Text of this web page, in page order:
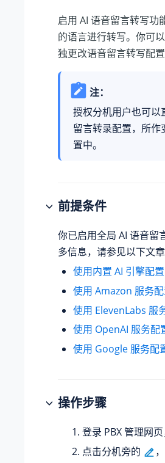
启用 AI 语音留言转写功
的语言进行转写。你可
独更改语音留言转写配置
注：
授权分机用户也可以
留言转录配置，所作
置中。
前提条件
你已启用全局 AI 语音留
多信息，请参见以下文章
使用内置 AI 引擎配
使用 Amazon 服务
使用 ElevenLabs 服
使用 OpenAI 服务配
使用 Google 服务配
操作步骤
登录 PBX 管理网
点击分机旁的